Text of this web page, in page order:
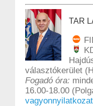
TAR
választókerület
Fogadó óra:
16.00-18.00